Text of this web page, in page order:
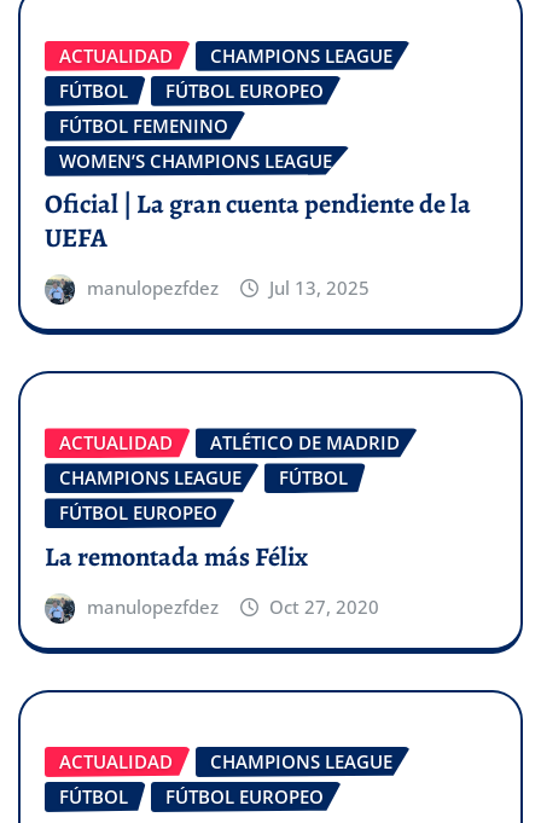
ACTUALIDAD
CHAMPIONS LEAGUE
FÚTBOL
FÚTBOL EUROPEO
FÚTBOL FEMENINO
WOMEN’S CHAMPIONS LEAGUE
Oficial | La gran cuenta pendiente de la
UEFA
manulopezfdez Jul 13, 2025
ACTUALIDAD
ATLÉTICO DE MADRID
CHAMPIONS LEAGUE
FÚTBOL
FÚTBOL EUROPEO
La remontada más Félix
manulopezfdez Oct 27, 2020
ACTUALIDAD
CHAMPIONS LEAGUE
FÚTBOL
FÚTBOL EUROPEO